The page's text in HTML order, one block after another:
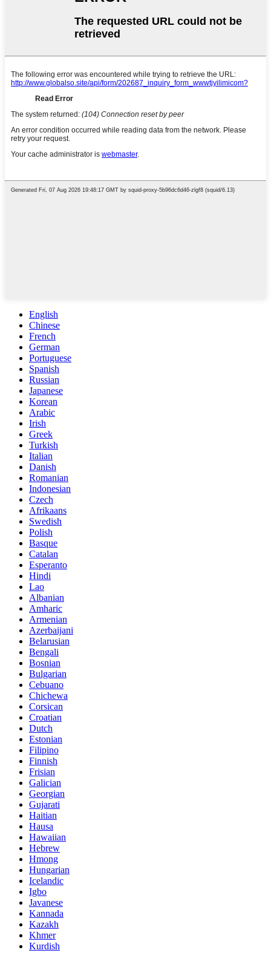
English
Chinese
French
German
Portuguese
Spanish
Russian
Japanese
Korean
Arabic
Irish
Greek
Turkish
Italian
Danish
Romanian
Indonesian
Czech
Afrikaans
Swedish
Polish
Basque
Catalan
Esperanto
Hindi
Lao
Albanian
Amharic
Armenian
Azerbaijani
Belarusian
Bengali
Bosnian
Bulgarian
Cebuano
Chichewa
Corsican
Croatian
Dutch
Estonian
Filipino
Finnish
Frisian
Galician
Georgian
Gujarati
Haitian
Hausa
Hawaiian
Hebrew
Hmong
Hungarian
Icelandic
Igbo
Javanese
Kannada
Kazakh
Khmer
Kurdish